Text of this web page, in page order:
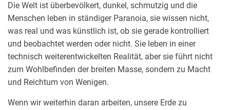
Die Welt ist überbevölkert, dunkel, schmutzig und die
Menschen leben in ständiger Paranoia, sie wissen nicht,
was real und was künstlich ist, ob sie gerade kontrolliert
und beobachtet werden oder nicht. Sie leben in einer
technisch weiterentwickelten Realität, aber sie führt nicht
zum Wohlbefinden der breiten Masse, sondern zu Macht
und Reichtum von Wenigen.
Wenn wir weiterhin daran arbeiten, unsere Erde zu